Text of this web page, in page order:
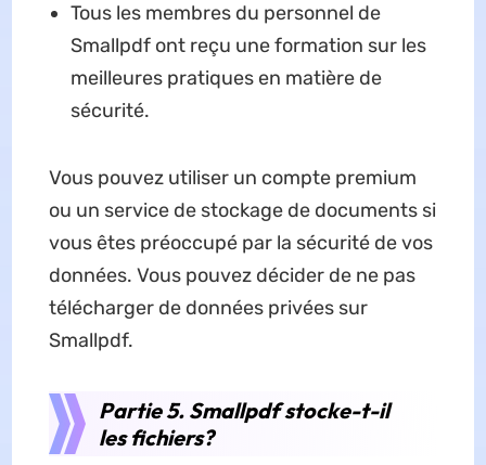
Tous les membres du personnel de
Smallpdf ont reçu une formation sur les
meilleures pratiques en matière de
sécurité.
Vous pouvez utiliser un compte premium
ou un service de stockage de documents si
vous êtes préoccupé par la sécurité de vos
données. Vous pouvez décider de ne pas
télécharger de données privées sur
Smallpdf.
Partie 5. Smallpdf stocke-t-il
les fichiers?